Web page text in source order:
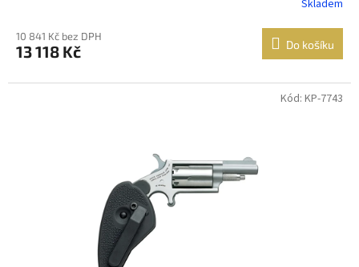
Skladem
10 841 Kč bez DPH
13 118 Kč Do košíku
Kód: KP-7743